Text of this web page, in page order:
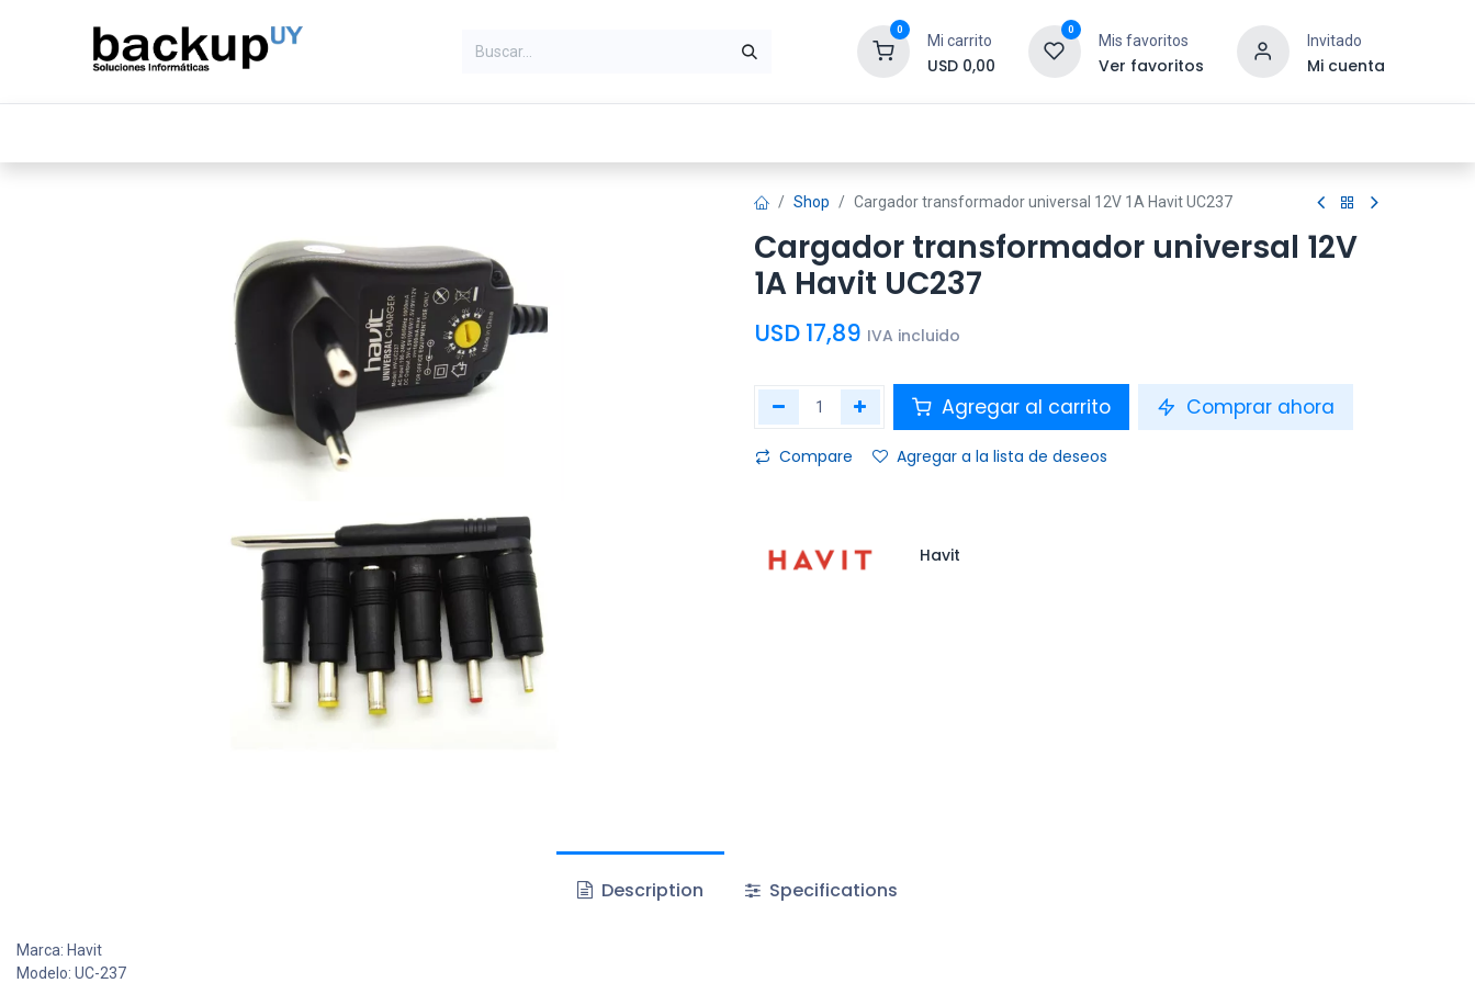
0
Mi carrito
USD 0,00
0
Mis favoritos
Ver favoritos
Invitado
Mi cuenta
Shop Cargador transformador universal 12V 1A Havit UC237
Cargador transformador universal 12V
1A Havit UC237
USD 17,89 IVA incluido
Agregar al carrito Comprar ahora
Compare Agregar a la lista de deseos
Havit
Description Specifications
Marca: Havit
Modelo: UC-237